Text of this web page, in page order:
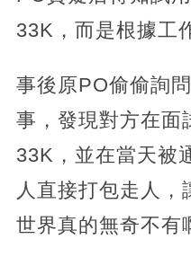
33K，而是根據工
事後原PO偷偷詢
事，發現對方在面
33K，並在當天被
人直接打包走人，
世界真的無奇不有